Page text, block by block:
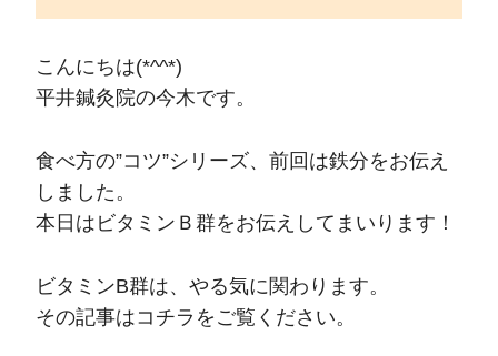
こんにちは(*^^*)
平井鍼灸院の今木です。
食べ方の”コツ”シリーズ、前回は鉄分をお伝え
しました。
本日はビタミンＢ群をお伝えしてまいります！
ビタミンB群は、やる気に関わります。
その記事はコチラをご覧ください。